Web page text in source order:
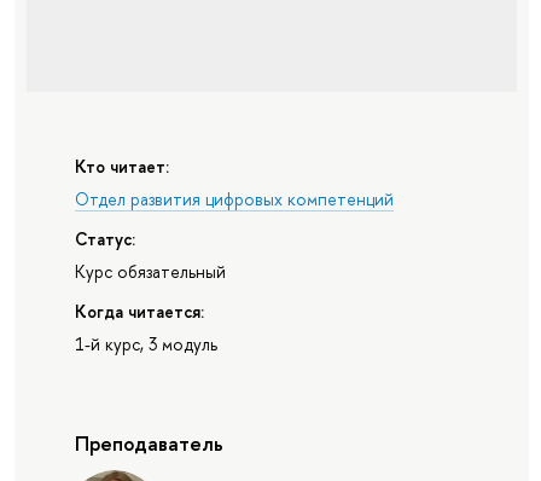
Кто читает:
Отдел развития цифровых компетенций
Статус:
Курс обязательный
Когда читается:
1-й курс, 3 модуль
Преподаватель